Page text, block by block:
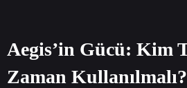
Aegis’in Gücü: Kim
Zaman Kullanılmalı?